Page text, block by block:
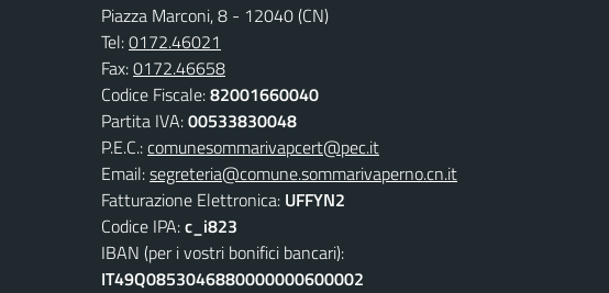
Piazza Marconi, 8 - 12040 (CN)
Tel:0172.46021
Fax:0172.46658
Codice Fiscale:82001660040
Partita IVA:00533830048
P.E.C.:comunesommarivapcert@pec.it
Email:segreteria@comune.sommarivaperno.cn.it
Fatturazione Elettronica: UFFYN2
Codice IPA:c_i823
IBAN (per i vostri bonifici bancari):
IT49Q0853046880000000600002